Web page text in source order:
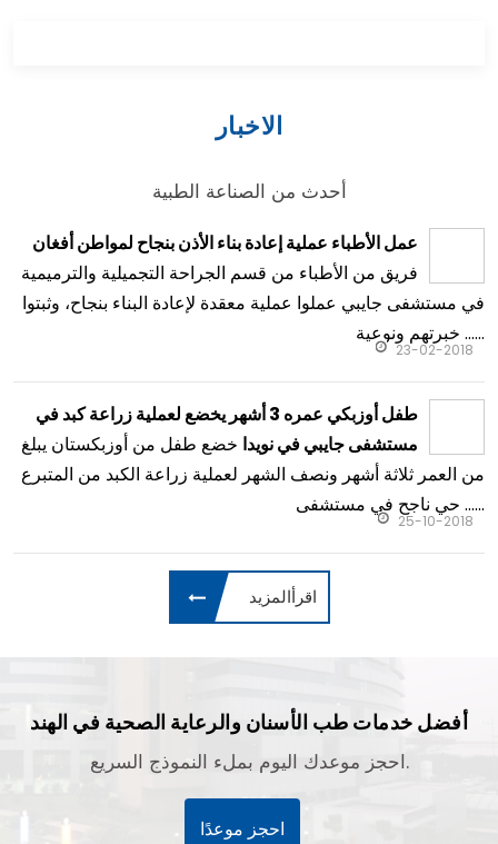
الاخبار
أحدث من الصناعة الطبية
عمل الأطباء عملية إعادة بناء الأذن بنجاح لمواطن أفغان
فريق من الأطباء من قسم الجراحة التجميلية والترميمية
في مستشفى جايبي عملوا عملية معقدة لإعادة البناء بنجاح، وثبتوا
خبرتهم ونوعية ......
23-02-2018
طفل أوزبكي عمره 3 أشهر يخضع لعملية زراعة كبد في
مستشفى جايبي في نويدا خضع طفل من أوزبكستان يبلغ
من العمر ثلاثة أشهر ونصف الشهر لعملية زراعة الكبد من المتبرع
حي ناجح في مستشفى ......
25-10-2018
اقرأالمزيد
أفضل خدمات طب الأسنان والرعاية الصحية في الهند
احجز موعدك اليوم بملء النموذج السريع.
احجز موعدًا